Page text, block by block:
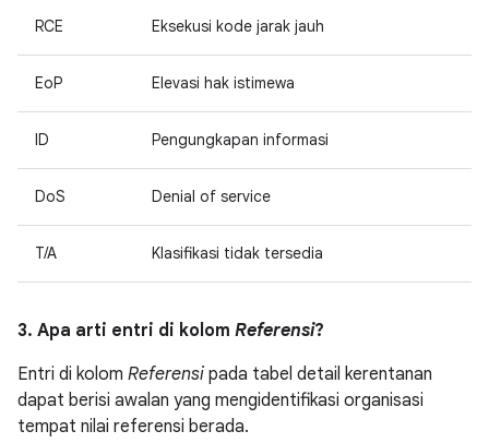
RCE Eksekusi kode jarak jauh
EoP Elevasi hak istimewa
ID Pengungkapan informasi
DoS Denial of service
T/A Klasifikasi tidak tersedia
3. Apa arti entri di kolom Referensi?
Entri di kolom Referensi pada tabel detail kerentanan
dapat berisi awalan yang mengidentifikasi organisasi
tempat nilai referensi berada.